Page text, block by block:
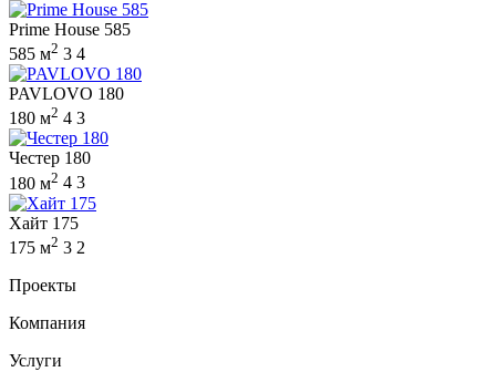
Prime House 585
585 м2 3 4
PAVLOVO 180
180 м2 4 3
Честер 180
180 м2 4 3
Хайт 175
175 м2 3 2
Проекты
Компания
Услуги